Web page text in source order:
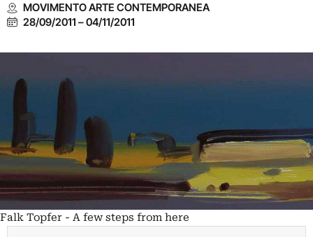
MOVIMENTO ARTE CONTEMPORANEA
28/09/2011 –04/11/2011
Falk Topfer - A few steps from here